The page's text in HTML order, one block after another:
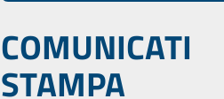
COMUNICATI
STAMPA